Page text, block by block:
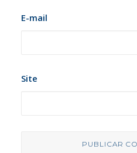
E-mail
Site